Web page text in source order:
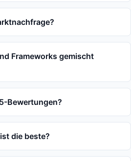
Frameworks gemischt
Bewertungen?
die beste?